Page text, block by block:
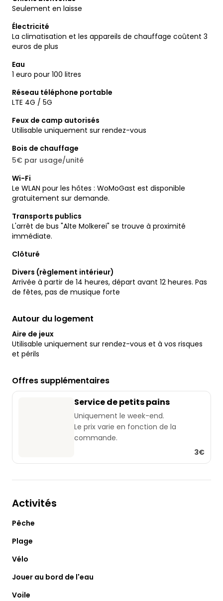
Seulement en laisse
Électricité
La climatisation et les appareils de chauffage coûtent 3
euros de plus
Eau
1 euro pour 100 litres
Réseau téléphone portable
LTE 4G / 5G
Feux de camp autorisés
Utilisable uniquement sur rendez-vous
Bois de chauffage
5€ par usage/unité
Wi-Fi
Le WLAN pour les hôtes : WoMoGast est disponible
gratuitement sur demande.
Transports publics
L'arrêt de bus "Alte Molkerei" se trouve à proximité
immédiate.
Clôturé
Divers (règlement intérieur)
Arrivée à partir de 14 heures, départ avant 12 heures. Pas
de fêtes, pas de musique forte
Autour du logement
Aire de jeux
Utilisable uniquement sur rendez-vous et à vos risques
et périls
Offres supplémentaires
Service de petits pains
Uniquement le week-end.
Le prix varie en fonction de la
commande.
3€
Activités
Pêche
Plage
Vélo
Jouer au bord de l'eau
Voile